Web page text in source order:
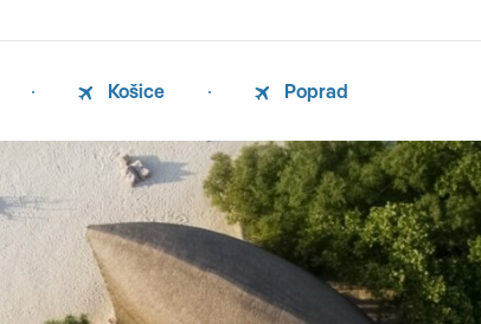
Košice Poprad